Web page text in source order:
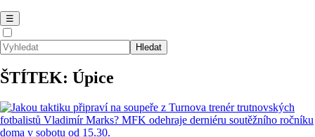
☰
ŠTÍTEK: Úpice